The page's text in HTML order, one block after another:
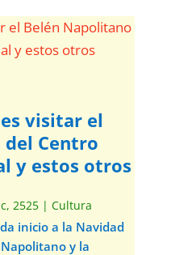
visitar el
Centro
y estos otros
2525| Cultura
inicio a la Navidad
y la